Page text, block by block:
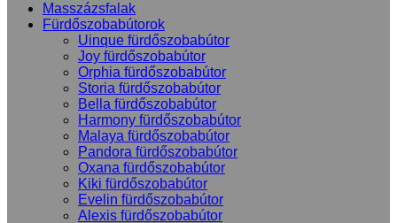
Masszázsfalak
Fürdőszobabútorok
Uinque fürdőszobabútor
Joy fürdőszobabútor
Orphia fürdőszobabútor
Storia fürdőszobabútor
Bella fürdőszobabútor
Harmony fürdőszobabútor
Malaya fürdőszobabútor
Pandora fürdőszobabútor
Oxana fürdőszobabútor
Kiki fürdőszobabútor
Evelin fürdőszobabútor
Alexis fürdőszobabútor